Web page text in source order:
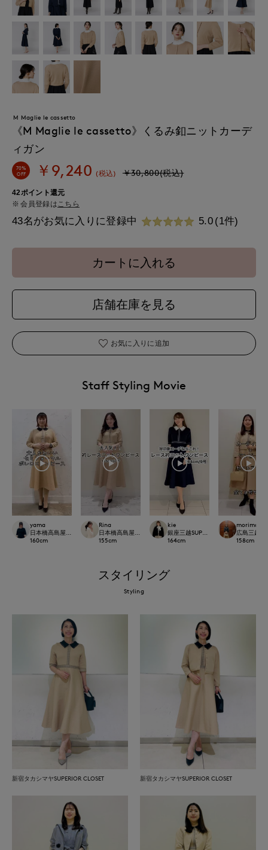
M Maglie le cassetto
《M Maglie le cassetto》くるみ釦ニットカーデ
ィガン
70%
OFF
￥9,240 (税込) ￥30,800(税込)
42ポイント還元
会員登録は こちら
43名がお気に入りに登録中 5.0 (1件)
カートに入れる
店舗在庫を見る
お気に入りに追加
Staff Styling Movie
yama
日本橋高島屋SC SUPERIOR CLOSET
160cm
Rina
日本橋高島屋M Maglie le cassetto
155cm
kie
銀座三越SUPERIOR CLOSET GINZA
164cm
morimoto
広島三越
158cm
スタイリング
Styling
新宿タカシマヤSUPERIOR CLOSET 新宿タカシマヤSUPERIOR CLOSET